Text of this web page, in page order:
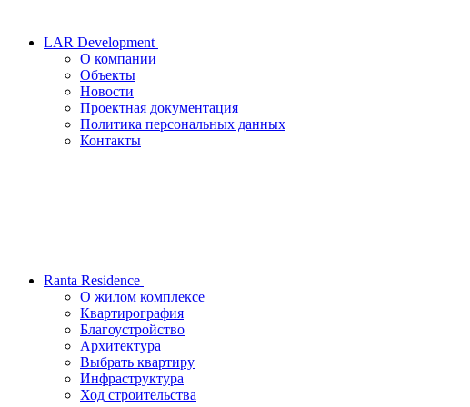
LAR Development
О компании
Объекты
Новости
Проектная документация
Политика персональных данных
Контакты
Ranta Residence
О жилом комплексе
Квартирография
Благоустройство
Архитектура
Выбрать квартиру
Инфраструктура
Ход строительства